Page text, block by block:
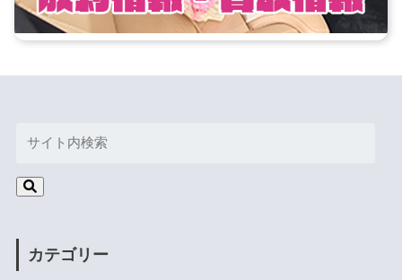
カテゴリー